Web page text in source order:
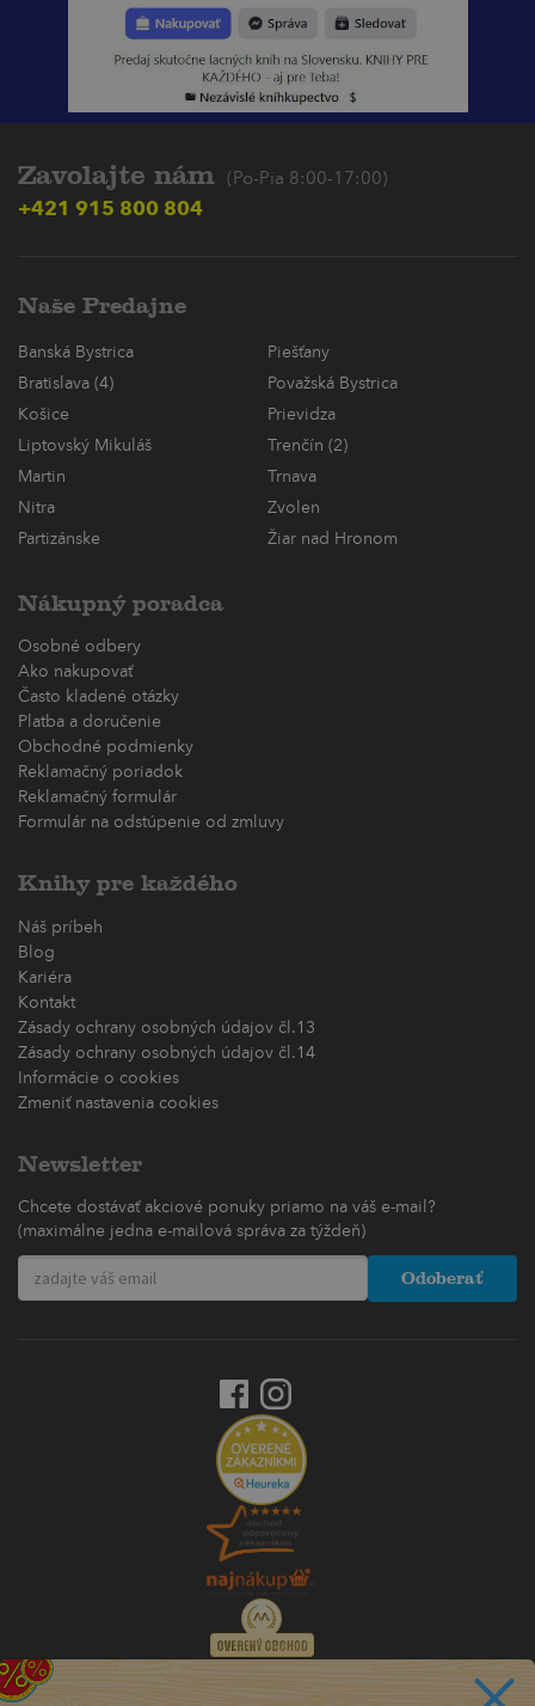
Zavolajte nám (Po-Pia 8:00-17:00)
+421 915 800 804
Naše Predajne
Banská Bystrica
Piešťany
Bratislava (4)
Považská Bystrica
Košice
Prievidza
Liptovský Mikuláš
Trenčín (2)
Martin
Trnava
Nitra
Zvolen
Partizánske
Žiar nad Hronom
Nákupný poradca
Osobné odbery
Ako nakupovať
Často kladené otázky
Platba a doručenie
Obchodné podmienky
Reklamačný poriadok
Reklamačný formulár
Formulár na odstúpenie od zmluvy
Knihy pre každého
Náš príbeh
Blog
Kariéra
Kontakt
Zásady ochrany osobných údajov čl.13
Zásady ochrany osobných údajov čl.14
Informácie o cookies
Zmeniť nastavenia cookies
Newsletter
Chcete dostávať akciové ponuky priamo na váš e-mail?
(maximálne jedna e-mailová správa za týždeň)
Odoberať